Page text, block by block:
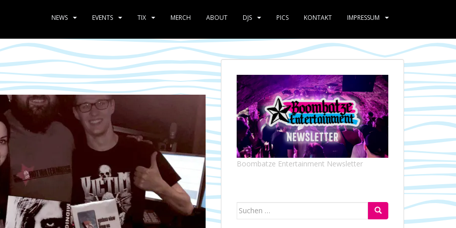
NEWS EVENTS TIX MERCH ABOUT DJS PICS KONTAKT IMPRESSUM
Boombatze Entertainment Newsletter
Suchen